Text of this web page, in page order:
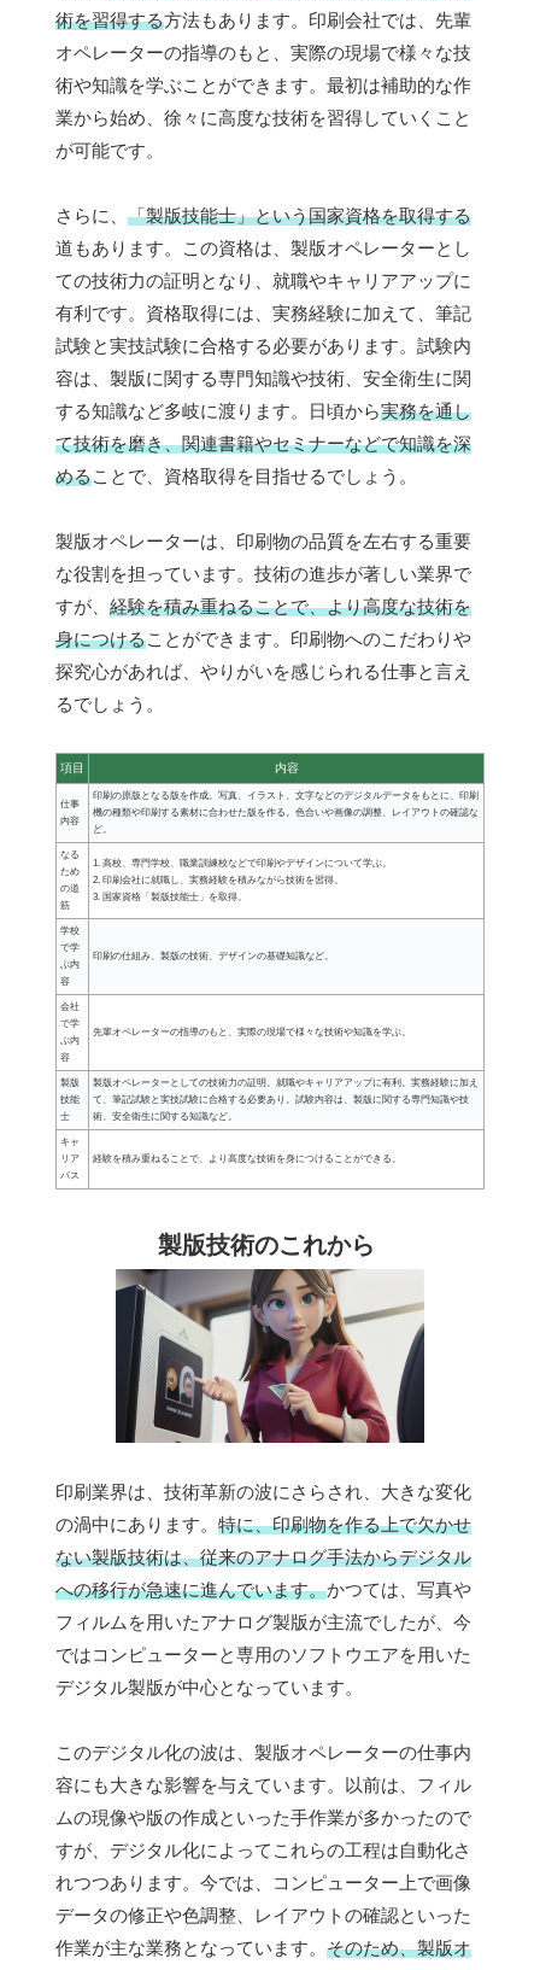
術を習得する方法もあります。印刷会社では、先輩
オペレーターの指導のもと、実際の現場で様々な技
術や知識を学ぶことができます。最初は補助的な作
業から始め、徐々に高度な技術を習得していくこと
が可能です。
さらに、 「製版技能士」という国家資格を取得する
道もあります。この資格は、製版オペレーターとし
ての技術力の証明となり、就職やキャリアアップに
有利です。資格取得には、実務経験に加えて、筆記
試験と実技試験に合格する必要があります。試験内
容は、製版に関する専門知識や技術、安全衛生に関
する知識など多岐に渡ります。日頃から実務を通し
て技術を磨き、関連書籍やセミナーなどで知識を深
めることで、資格取得を目指せるでしょう。
製版オペレーターは、印刷物の品質を左右する重要
な役割を担っています。技術の進歩が著しい業界で
すが、 経験を積み重ねることで、より高度な技術を
身につけることができます。印刷物へのこだわりや
探究心があれば、やりがいを感じられる仕事と言え
るでしょう。
項目 内容
仕事
内容
印刷の原版となる版を作成。写真、イラスト、文字などのデジタルデータをもとに、印刷
機の種類や印刷する素材に合わせた版を作る。色合いや画像の調整、レイアウトの確認な
ど。
なる
ため
の道
筋
1. 高校、専門学校、職業訓練校などで印刷やデザインについて学ぶ。
2. 印刷会社に就職し、実務経験を積みながら技術を習得。
3. 国家資格「製版技能士」を取得。
学校
で学
ぶ内
容
印刷の仕組み、製版の技術、デザインの基礎知識など。
会社
で学
ぶ内
容
先輩オペレーターの指導のもと、実際の現場で様々な技術や知識を学ぶ。
製版
技能
士
製版オペレーターとしての技術力の証明。就職やキャリアアップに有利。実務経験に加え
て、筆記試験と実技試験に合格する必要あり。試験内容は、製版に関する専門知識や技
術、安全衛生に関する知識など。
キャ
リア
パス
経験を積み重ねることで、より高度な技術を身につけることができる。
製版技術のこれから
印刷業界は、技術革新の波にさらされ、大きな変化
の渦中にあります。 特に、印刷物を作る上で欠かせ
ない製版技術は、従来のアナログ手法からデジタル
への移行が急速に進んでいます。かつては、写真や
フィルムを用いたアナログ製版が主流でしたが、今
ではコンピューターと専用のソフトウエアを用いた
デジタル製版が中心となっています。
このデジタル化の波は、製版オペレーターの仕事内
容にも大きな影響を与えています。以前は、フィル
ムの現像や版の作成といった手作業が多かったので
すが、デジタル化によってこれらの工程は自動化さ
れつつあります。今では、コンピューター上で画像
データの修正や色調整、レイアウトの確認といった
作業が主な業務となっています。 そのため、製版オ